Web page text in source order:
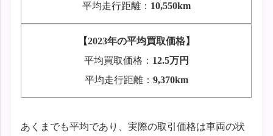
平均走行距離： 10,550km
【2023年の平均買取価格】
平均買取価格： 12.5万円
平均走行距離： 9,370km
あくまでも平均であり、実際の取引価格は車両の状